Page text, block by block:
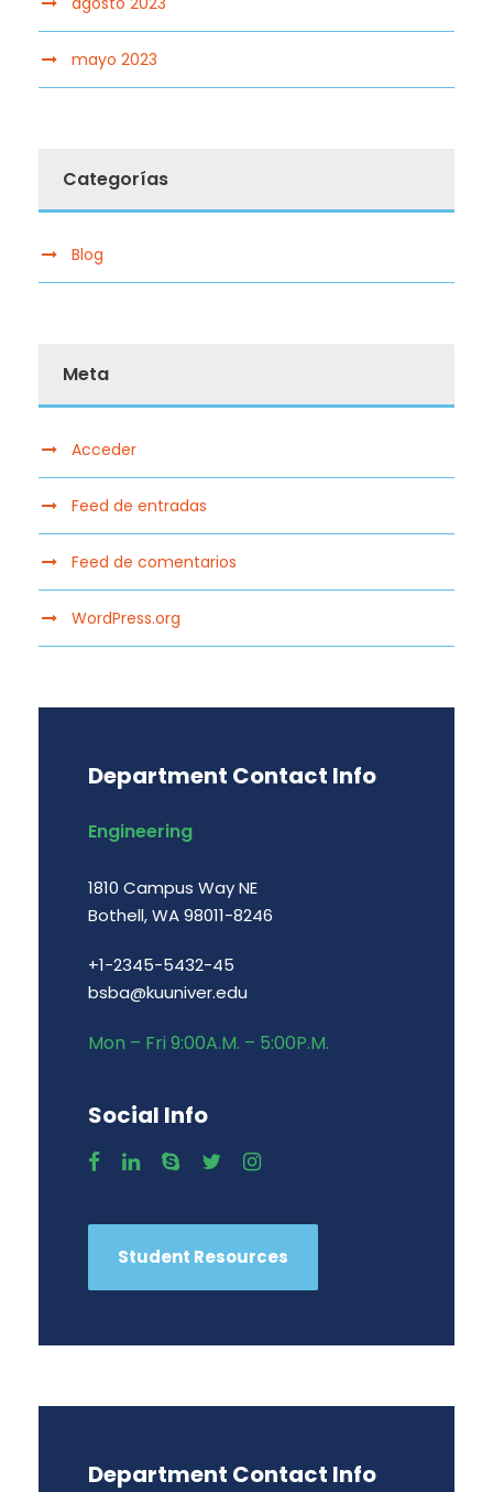
mayo 2023
Categorías
Blog
Meta
Acceder
Feed de entradas
Feed de comentarios
WordPress.org
Department Contact Info
Engineering
1810 Campus Way NE
Bothell, WA 98011-8246
+1-2345-5432-45
bsba@kuuniver.edu
Mon – Fri 9:00A.M. – 5:00P.M.
Social Info
Student Resources
Department Contact Info